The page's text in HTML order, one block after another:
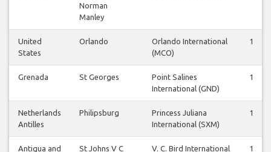
Norman
Manley
United
States
Orlando
Orlando International
(MCO)
1
Grenada St Georges
Point Salines
International (GND)
1
Netherlands
Antilles
Philipsburg
Princess Juliana
International (SXM)
1
Antigua and
St Johns V C
V. C. Bird International
1